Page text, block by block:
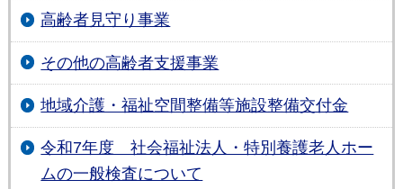
高齢者見守り事業
その他の高齢者支援事業
地域介護・福祉空間整備等施設整備交付金
令和7年度 社会福祉法人・特別養護老人ホー
ムの一般検査について